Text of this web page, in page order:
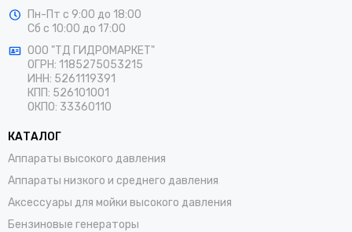
Пн-Пт с 9:00 до 18:00
Сб с 10:00 до 17:00
ООО "ТД ГИДРОМАРКЕТ"
ОГРН: 1185275053215
ИНН: 5261119391
КПП: 526101001
ОКПО: 33360110
КАТАЛОГ
Аппараты высокого давления
Аппараты низкого и среднего давления
Аксессуары для мойки высокого давления
Бензиновые генераторы